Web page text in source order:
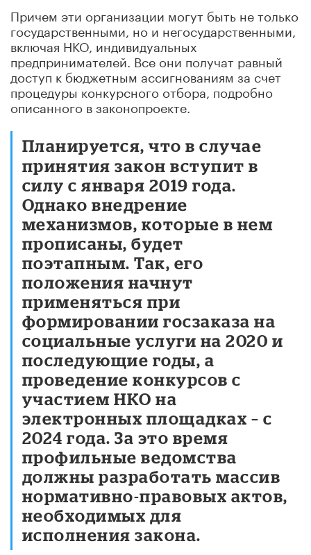
Причем эти организации могут быть не только
государственными, но и негосударственными,
включая НКО, индивидуальных
предпринимателей. Все они получат равный
доступ к бюджетным ассигнованиям за счет
процедуры конкурсного отбора, подробно
описанного в законопроекте.
Планируется, что в случае
принятия закон вступит в
силу с января 2019 года.
Однако внедрение
механизмов, которые в нем
прописаны, будет
поэтапным. Так, его
положения начнут
применяться при
формировании госзаказа на
социальные услуги на 2020 и
последующие годы, а
проведение конкурсов с
участием НКО на
электронных площадках – с
2024 года. За это время
профильные ведомства
должны разработать массив
нормативно-правовых актов,
необходимых для
исполнения закона.